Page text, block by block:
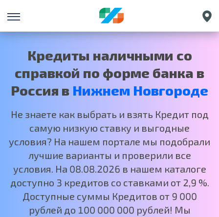
Санкт-Петербург
Москва
Кредиты наличными со
справкой по форме банка в
Россия в Нижнем Новгороде
Не знаете как выбрать и взять Кредит под
самую низкую ставку и выгодные
условия? На нашем портале мы подобрали
лучшие варианты и проверили все
условия. На 08.08.2026 в нашем каталоге
доступно 3 кредитов со ставками от 2,9 %.
Доступные суммы Кредитов от 9 000
рублей до 100 000 000 рублей! Мы